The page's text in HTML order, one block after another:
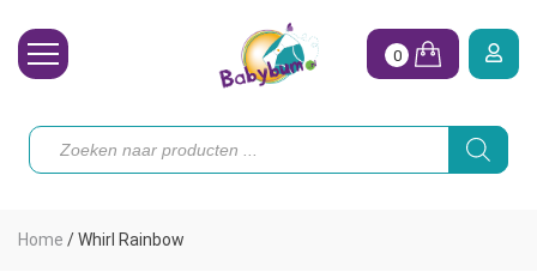
Toebehoren
0
Producten
zoeken
Home /Whirl Rainbow